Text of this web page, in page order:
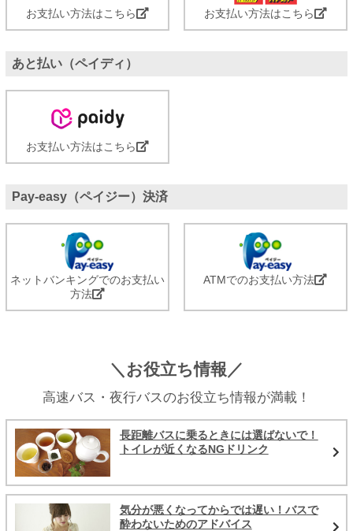
お支払い方法はこちら お支払い方法はこちら
あと払い（ペイディ）
お支払い方法はこちら
Pay-easy（ペイジー）決済
ネットバンキングでのお支払い
方法
ATMでのお支払い方法
＼お役立ち情報／
高速バス・夜行バスのお役立ち情報が満載！
長距離バスに乗るときには選ばないで！
トイレが近くなるNGドリンク
気分が悪くなってからでは遅い！バスで
酔わないためのアドバイス